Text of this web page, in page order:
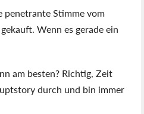
penetrante Stimme vom
Wenn es gerade ein
am besten? Richtig, Zeit
durch und bin immer